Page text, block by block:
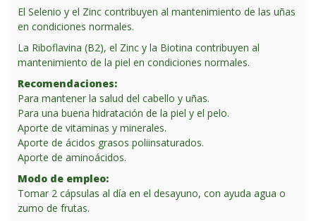
El Selenio y el Zinc contribuyen al mantenimiento de las uñas
en condiciones normales.
La Riboflavina (B2), el Zinc y la Biotina contribuyen al
mantenimiento de la piel en condiciones normales.
Recomendaciones:
Para mantener la salud del cabello y uñas.
Para una buena hidratación de la piel y el pelo.
Aporte de vitaminas y minerales.
Aporte de ácidos grasos poliinsaturados.
Aporte de aminoácidos.
Modo de empleo:
Tomar 2 cápsulas al día en el desayuno, con ayuda agua o
zumo de frutas.